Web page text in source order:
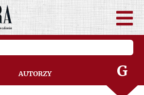
Autorzy
D
F
G